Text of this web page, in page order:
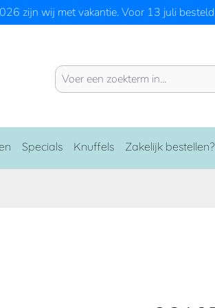
zijn wij met vakantie. Voor 13 juli
Specials Knuffels Zakelijk bestellen?